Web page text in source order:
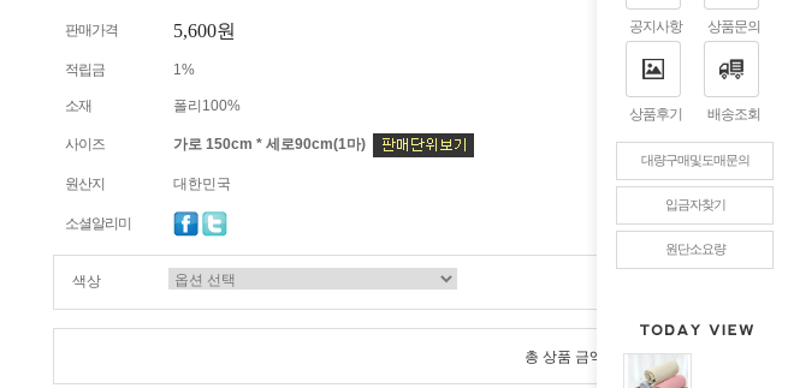
공지사항 상품문의
상품후기 배송조회
대량구매및도매문의
입금자찾기
원단소요량
판매가격 5,600원
적립금 1%
소재 폴리100%
사이즈 가로 150cm * 세로90cm(1마)
원산지 대한민국
소셜알리미
색상
총 상품 금액 원